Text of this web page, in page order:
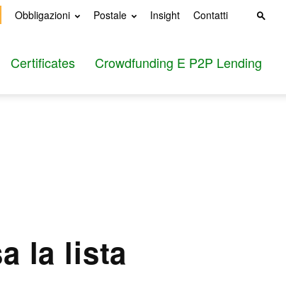
Obbligazioni Postale Insight Contatti
Certificates Crowdfunding E P2P Lending
la lista